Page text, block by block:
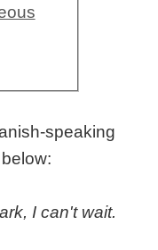
speaking
I can't wait.